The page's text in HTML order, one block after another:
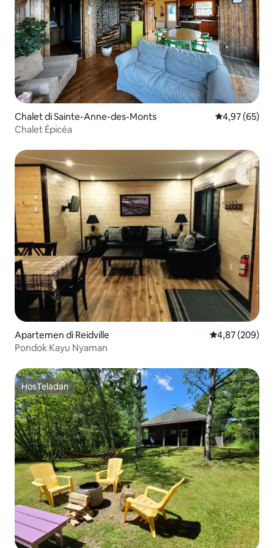
Chalet di Sainte-Anne-des-Monts Nilai rata-rata
4,97 (65)
Chalet Épicéa
Apartemen di Reidville Nilai rata-rata
4,87 (209)
Pondok Kayu Nyaman
HosTeladan
HosTeladan